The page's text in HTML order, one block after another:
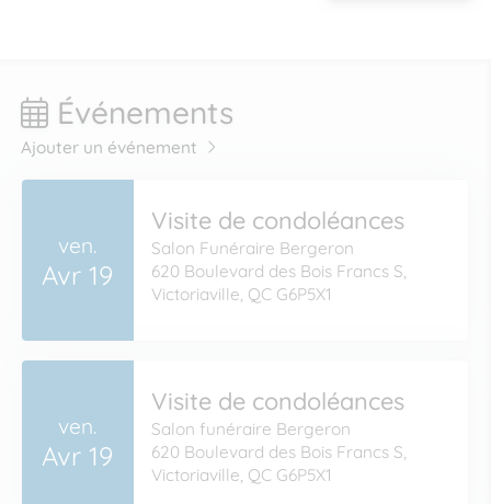
Événements
Ajouter un événement
ven.
Avr 19
Visite de condoléances
Salon Funéraire Bergeron
620 Boulevard des Bois Francs S,
Victoriaville, QC G6P5X1
ven.
Avr 19
Visite de condoléances
Salon funéraire Bergeron
620 Boulevard des Bois Francs S,
Victoriaville, QC G6P5X1